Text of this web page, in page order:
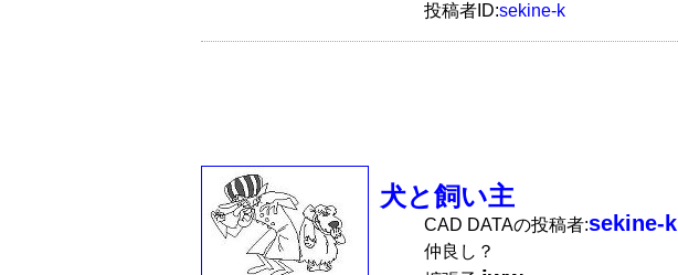
投稿者ID:sekine-k
犬と飼い主
CAD DATAの投稿者:sekine-k
仲良し？